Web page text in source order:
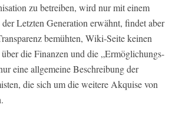
zu betreiben, wird nur mit einem
Letzten Generation erwähnt, findet aber
bemühten, Wiki-Seite keinen
die Finanzen und die „Ermöglichungs-
eine allgemeine Beschreibung der
die sich um die weitere Akquise von